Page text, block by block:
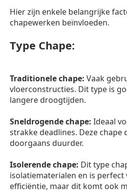
Hier zijn enkele belangrijke
chapewerken beïnvloeden.
Type Chape:
Traditionele chape: Vaak
vloerconstructies. Dit type is
langere droogtijden.
Sneldrogende chape: Ideaal
strakke deadlines. Deze
doorgaans duurder.
Isolerende chape: Dit type
isolatiematerialen en is perfect
efficiëntie, maar dit komt ook